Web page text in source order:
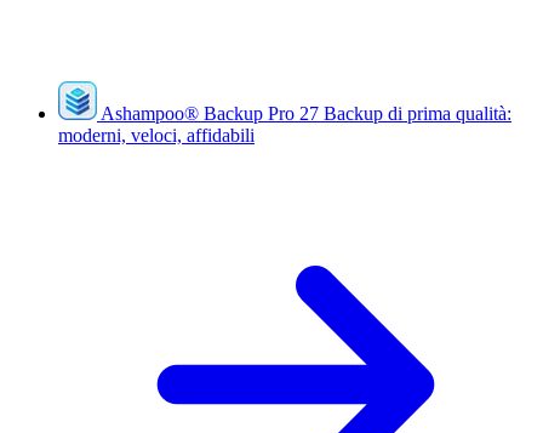
Ashampoo® Backup Pro 27 Backup di prima qualità:
moderni, veloci, affidabili